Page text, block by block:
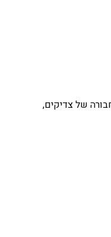
של צדיקים,